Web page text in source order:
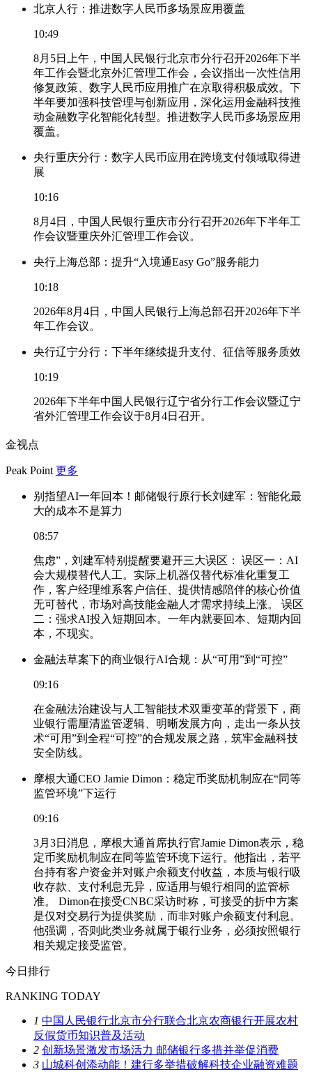
北京人行：推进数字人民币多场景应用覆盖
10:49
8月5日上午，中国人民银行北京市分行召开2026年下半
年工作会暨北京外汇管理工作会，会议指出一次性信用
修复政策、数字人民币应用推广在京取得积极成效。下
半年要加强科技管理与创新应用，深化运用金融科技推
动金融数字化智能化转型。推进数字人民币多场景应用
覆盖。
央行重庆分行：数字人民币应用在跨境支付领域取得进
展
10:16
8月4日，中国人民银行重庆市分行召开2026年下半年工
作会议暨重庆外汇管理工作会议。
央行上海总部：提升“入境通Easy Go”服务能力
10:18
2026年8月4日，中国人民银行上海总部召开2026年下半
年工作会议。
央行辽宁分行：下半年继续提升支付、征信等服务质效
10:19
2026年下半年中国人民银行辽宁省分行工作会议暨辽宁
省外汇管理工作会议于8月4日召开。
金视点
Peak Point 更多
别指望AI一年回本！邮储银行原行长刘建军：智能化最
大的成本不是算力
08:57
焦虑”，刘建军特别提醒要避开三大误区： 误区一：AI
会大规模替代人工。实际上机器仅替代标准化重复工
作，客户经理维系客户信任、提供情感陪伴的核心价值
无可替代，市场对高技能金融人才需求持续上涨。 误区
二：强求AI投入短期回本。一年内就要回本、短期内回
本，不现实。
金融法草案下的商业银行AI合规：从“可用”到“可控”
09:16
在金融法治建设与人工智能技术双重变革的背景下，商
业银行需厘清监管逻辑、明晰发展方向，走出一条从技
术“可用”到全程“可控”的合规发展之路，筑牢金融科技
安全防线。
摩根大通CEO Jamie Dimon：稳定币奖励机制应在“同等
监管环境”下运行
09:16
3月3日消息，摩根大通首席执行官Jamie Dimon表示，稳
定币奖励机制应在同等监管环境下运行。他指出，若平
台持有客户资金并对账户余额支付收益，本质与银行吸
收存款、支付利息无异，应适用与银行相同的监管标
准。 Dimon在接受CNBC采访时称，可接受的折中方案
是仅对交易行为提供奖励，而非对账户余额支付利息。
他强调，否则此类业务就属于银行业务，必须按照银行
相关规定接受监管。
今日排行
RANKING TODAY
1 中国人民银行北京市分行联合北京农商银行开展农村
反假货币知识普及活动
2 创新场景激发市场活力 邮储银行多措并举促消费
3 山城科创添动能！建行多举措破解科技企业融资难题